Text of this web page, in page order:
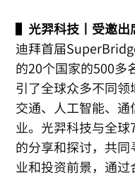
▌ 光羿科技丨受邀
迪拜首届
的20个国家的500多
引了全球众多不同
交通、人工智能、
业。光羿科技与全
的分享和探讨，共
业和投资前景，通过